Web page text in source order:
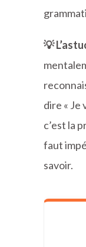
💡
dire « Je
c’est la
faut
savoir.